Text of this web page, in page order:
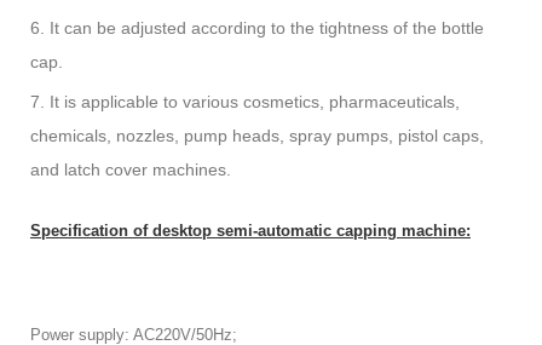
6. It can be adjusted according to the tightness of the bottle
cap.
7. It is applicable to various cosmetics, pharmaceuticals,
chemicals, nozzles, pump heads, spray pumps, pistol caps,
and latch cover machines.
Specification of desktop semi-automatic capping machine:
Power supply: AC220V/50Hz;